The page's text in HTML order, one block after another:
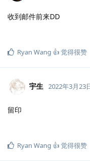
收到邮件前来DD
Ryan Wang 👍觉得很赞
宇生 2022年3月23
留印
Ryan Wang 👍觉得很赞